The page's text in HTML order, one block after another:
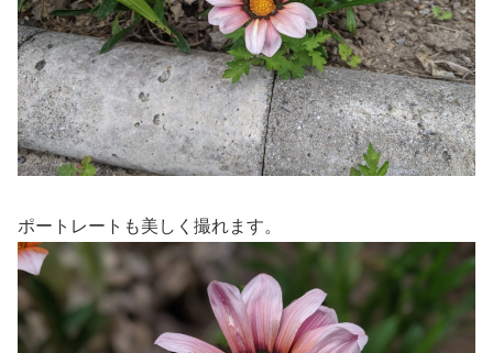
ポートレートも美しく撮れます。